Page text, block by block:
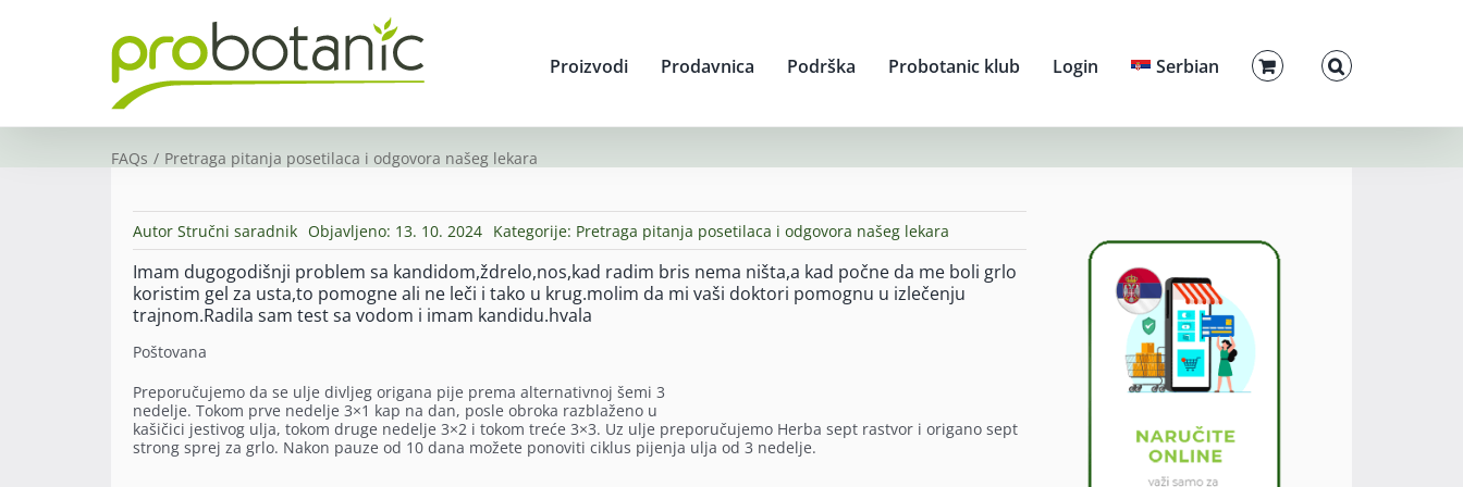
Proizvodi Prodavnica Podrška Probotanic klub Login Serbian
FAQs Pretraga pitanja posetilaca i odgovora našeg lekara
Autor Stručni saradnik Objavljeno: 13. 10. 2024 Kategorije: Pretraga pitanja posetilaca i odgovora našeg lekara
Imam dugogodišnji problem sa kandidom,ždrelo,nos,kad radim bris nema ništa,a kad počne da me boli grlo
koristim gel za usta,to pomogne ali ne leči i tako u krug.molim da mi vaši doktori pomognu u izlečenju
trajnom.Radila sam test sa vodom i imam kandidu.hvala
Poštovana
Preporučujemo da se ulje divljeg origana pije prema alternativnoj šemi 3
nedelje. Tokom prve nedelje 3×1 kap na dan, posle obroka razblaženo u
kašičici jestivog ulja, tokom druge nedelje 3×2 i tokom treće 3×3. Uz ulje preporučujemo Herba sept rastvor i origano sept
strong sprej za grlo. Nakon pauze od 10 dana možete ponoviti ciklus pijenja ulja od 3 nedelje.